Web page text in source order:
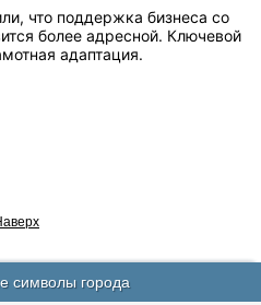
что поддержка бизнеса со
более адресной. Ключевой
адаптация.
символы города